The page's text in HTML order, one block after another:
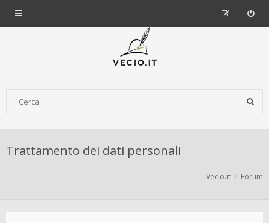
Trattamento dei dati personali
Vecio.it Forum